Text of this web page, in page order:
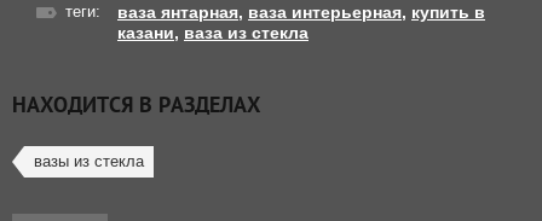
теги: ваза янтарная, ваза интерьерная, купить в
казани, ваза из стекла
НАХОДИТСЯ В РАЗДЕЛАХ
вазы из стекла